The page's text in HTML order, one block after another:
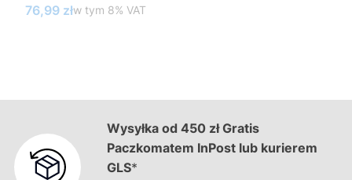
Cena brutto
76,99 złw tym %s VAT
w tym 8% VAT
Wysyłka od 450 zł Gratis
Paczkomatem InPost lub kurierem
GLS*